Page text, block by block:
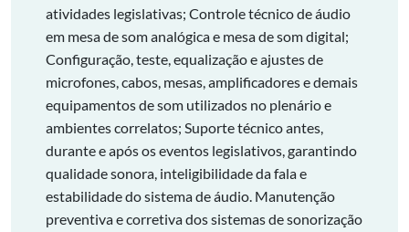
atividades legislativas; Controle técnico de áudio
em mesa de som analógica e mesa de som digital;
Configuração, teste, equalização e ajustes de
microfones, cabos, mesas, amplificadores e demais
equipamentos de som utilizados no plenário e
ambientes correlatos; Suporte técnico antes,
durante e após os eventos legislativos, garantindo
qualidade sonora, inteligibilidade da fala e
estabilidade do sistema de áudio. Manutenção
preventiva e corretiva dos sistemas de sonorização